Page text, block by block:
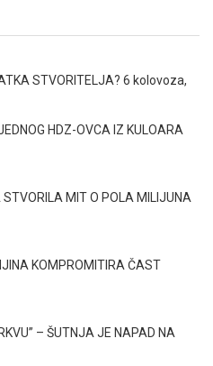
STVORITELJA? 6 kolovoza,
HDZ-OVCA IZ KULOARA
STVORILA MIT O POLA MILIJUNA
KOMPROMITIRA ČAST
– ŠUTNJA JE NAPAD NA